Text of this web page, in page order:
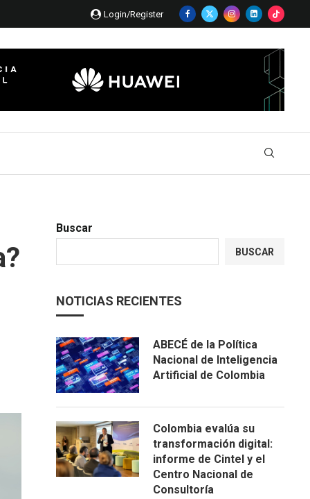
Login/Register
Buscar
BUSCAR
NOTICIAS RECIENTES
ABECÉ de la Política
Nacional de Inteligencia
Artificial de Colombia
Colombia evalúa su
transformación digital:
informe de Cintel y el
Centro Nacional de
Consultoría